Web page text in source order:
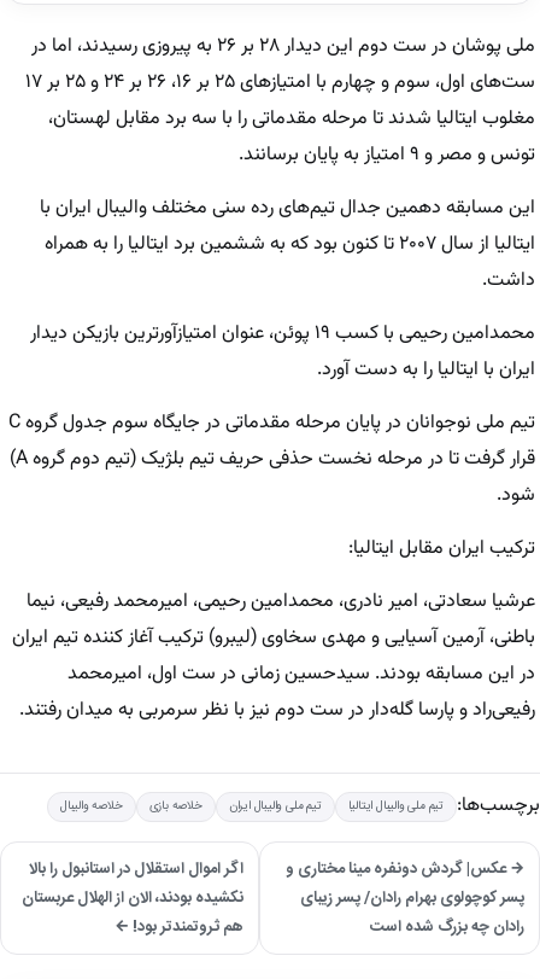
ملی پوشان در ست دوم این دیدار ۲۸ بر ۲۶ به پیروزی رسیدند، اما در
ست‌های اول، سوم و چهارم با امتیازهای ۲۵ بر ۱۶، ۲۶ بر ۲۴ و ۲۵ بر ۱۷
مغلوب ایتالیا شدند تا مرحله مقدماتی را با سه برد مقابل لهستان،
تونس و مصر و ۹ امتیاز به پایان برسانند.
این مسابقه دهمین جدال تیم‌های رده سنی مختلف والیبال ایران با
ایتالیا از سال ۲۰۰۷ تا کنون بود که به ششمین برد ایتالیا را به همراه
داشت.
محمدامین رحیمی با کسب ۱۹ پوئن، عنوان امتیازآورترین بازیکن دیدار
ایران با ایتالیا را به دست آورد.
تیم ملی نوجوانان در پایان مرحله مقدماتی در جایگاه سوم جدول گروه C
قرار گرفت تا در مرحله نخست حذفی حریف تیم بلژیک (تیم دوم گروه A)
شود.
ترکیب ایران مقابل ایتالیا:
عرشیا سعادتی، امیر نادری، محمدامین رحیمی، امیرمحمد رفیعی، نیما
باطنی، آرمین آسیایی و مهدی سخاوی (لیبرو) ترکیب آغاز کننده تیم ایران
در این مسابقه بودند. سیدحسین زمانی در ست اول، امیرمحمد
رفیعی‌راد و پارسا گله‌دار در ست دوم نیز با نظر سرمربی به میدان رفتند.
برچسب‌ها: تیم ملی والیبال ایتالیا تیم ملی والیبال ایران خلاصه بازی خلاصه والیبال
→ عکس| گردش دونفره مینا مختاری و
پسر کوچولوی بهرام رادان/ پسر زیبای
رادان چه بزرگ شده است
اگر اموال استقلال در استانبول را بالا
نکشیده بودند، الان از الهلال عربستان
هم ثروتمندتر بود! ←